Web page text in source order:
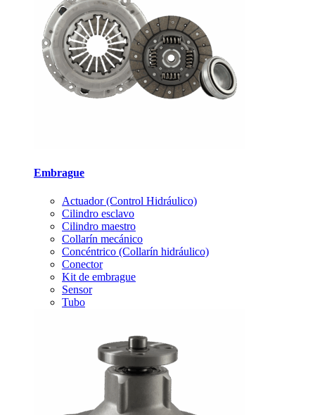
Embrague
Actuador (Control Hidráulico)
Cilindro esclavo
Cilindro maestro
Collarín mecánico
Concéntrico (Collarín hidráulico)
Conector
Kit de embrague
Sensor
Tubo